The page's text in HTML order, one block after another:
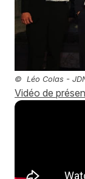
© Léo Colas -
Vidéo de